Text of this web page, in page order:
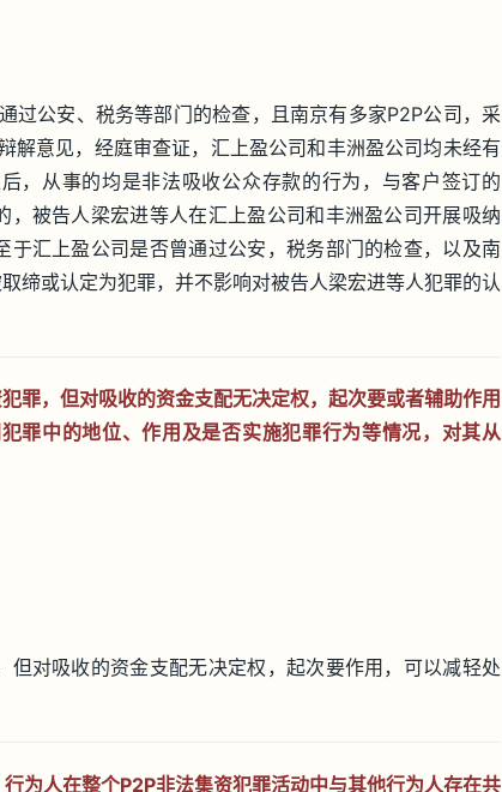
过公安、税务等部门的检查，且南京有多家P2P公司，采
解意见，经庭审查证，汇上盈公司和丰洲盈公司均未经有
，从事的均是非法吸收公众存款的行为，与客户签订的
，被告人梁宏进等人在汇上盈公司和丰洲盈公司开展吸纳
汇上盈公司是否曾通过公安，税务部门的检查，以及南
缔或认定为犯罪，并不影响对被告人梁宏进等人犯罪的认
罪，但对吸收的资金支配无决定权，起次要或者辅助作用
罪中的地位、作用及是否实施犯罪行为等情况，对其从
对吸收的资金支配无决定权，起次要作用，可以减轻处
为人在整个P2P非法集资犯罪活动中与其他行为人存在共